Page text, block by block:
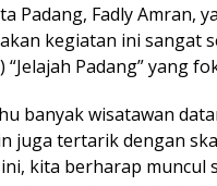
Padang, Fadly Amran,
kegiatan ini sangat
“Jelajah Padang” yang
banyak wisatawan
juga tertarik dengan
kita berharap muncul